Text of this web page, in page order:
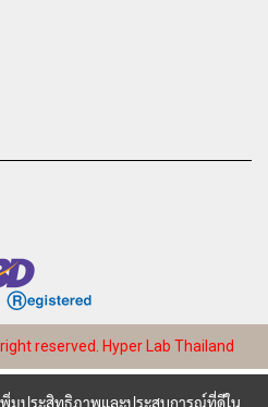
reserved. Hyper Lab Thailand
พิ่มประสิทธิภาพและประสบการณ์ที่ดีใน